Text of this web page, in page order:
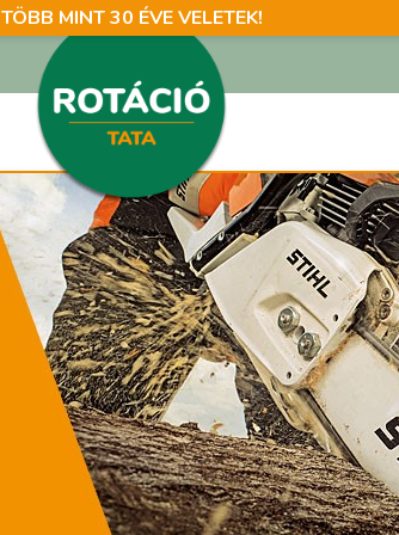
TÖBB MINT 30 ÉVE VELETEK!